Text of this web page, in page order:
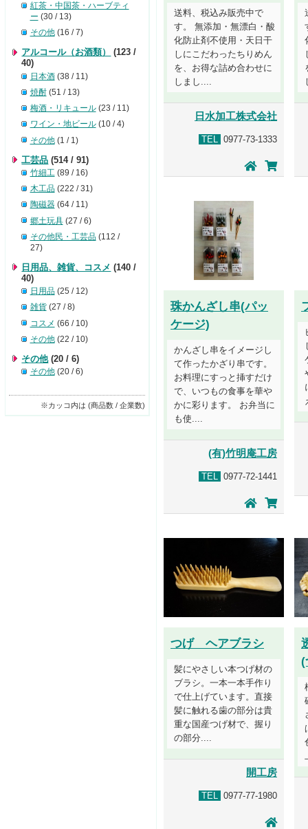
送料、税込み販売中で
す。 無添加・無漂白・酸
化防止剤不使用・天日干
しにこだわったちりめん
を、お得な詰め合わせに
しまし....
日水加工株式会社
TEL 0977-73-1333
珠かんざし串(パッ
ケージ)
かんざし串をイメージし
て作ったかざり串です。
お料理にすっと挿すだけ
で、いつもの食事を華や
かに彩ります。 お弁当に
も使....
(有)竹明庵工房
TEL 0977-72-1441
つげ ヘアブラシ
髪にやさしい本つげ材の
ブラシ。一本一本手作り
で仕上げています。直接
髪に触れる歯の部分は貴
重な国産つげ材で、握り
の部分....
開工房
TEL 0977-77-1980
(
紅茶・中国茶・ハーブティ
ー (30 / 13)
その他(16 / 7)
アルコール（お酒類）
(123 /
40)
日本酒(38 / 11)
焼酎(51 / 13)
梅酒・リキュール(23 / 11)
ワイン・地ビール(10 / 4)
その他(1 / 1)
工芸品 (514 / 91)
竹細工(89 / 16)
木工品(222 / 31)
陶磁器(64 / 11)
郷土玩具(27 / 6)
その他民・工芸品(112 /
27)
日用品、雑貨、コスメ (140 /
40)
日用品(25 / 12)
雑貨(27 / 8)
コスメ (66 / 10)
その他(22 / 10)
その他(20 / 6)
その他(20 / 6)
※カッコ内は (商品数 / 企業数)